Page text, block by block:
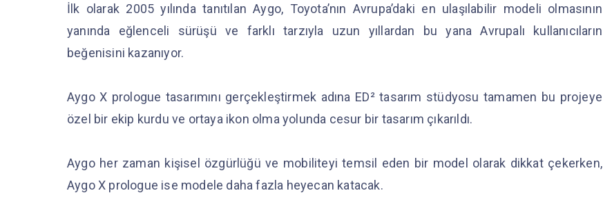
İlk olarak 2005 yılında tanıtılan Aygo, Toyota’nın Avrupa’daki en ulaşılabilir modeli olmasının
yanında eğlenceli sürüşü ve farklı tarzıyla uzun yıllardan bu yana Avrupalı kullanıcıların
beğenisini kazanıyor.
Aygo X prologue tasarımını gerçekleştirmek adına ED² tasarım stüdyosu tamamen bu projeye
özel bir ekip kurdu ve ortaya ikon olma yolunda cesur bir tasarım çıkarıldı.
Aygo her zaman kişisel özgürlüğü ve mobiliteyi temsil eden bir model olarak dikkat çekerken,
Aygo X prologue ise modele daha fazla heyecan katacak.